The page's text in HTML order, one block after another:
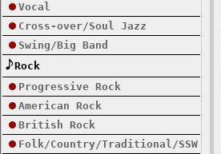
Vocal
Cross-over/Soul Jazz
Swing/Big Band
Rock
Progressive Rock
American Rock
British Rock
Folk/Country/Traditional/SSW